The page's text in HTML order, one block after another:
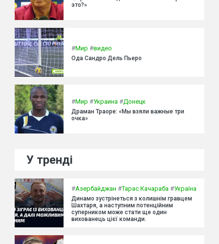
это?»
#Мир #видео
Ода Сандро Дель Пьеро
#Мир #Украина #Донецк
Драман Траоре: «Мы взяли важные три
очка»
У тренді
#Азербайджан #Тарас Качараба #Україна
Динамо зустрінеться з колишнім гравцем
Шахтаря, а наступним потенційним
суперником може стати ще один
вихованець цієї команди.